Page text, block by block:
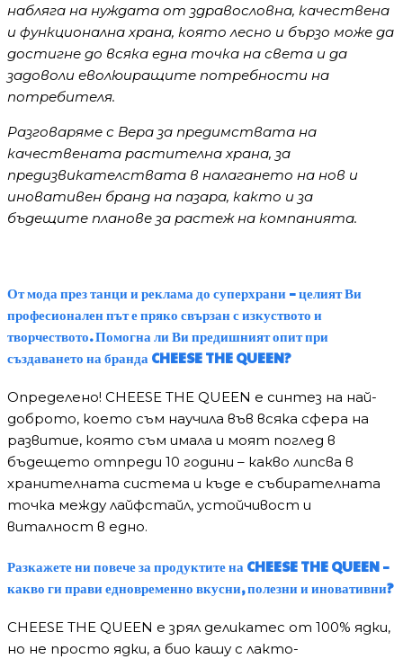
набляга на нуждата от здравословна, качествена
и функционална храна, която лесно и бързо може да
достигне до всяка една точка на света и да
задоволи еволюиращите потребности на
потребителя.
Разговаряме с Вера за предимствата на
качествената растителна храна, за
предизвикателствата в налагането на нов и
иновативен бранд на пазара, както и за
бъдещите планове за растеж на компанията.
От мода през танци и реклама до суперхрани – целият Ви
професионален път е пряко свързан с изкуството и
творчеството. Помогна ли Ви предишният опит при
създаването на брандаCHEESETHEQUEEN?
Определено! CHEESE THE QUEEN е синтез на най-
доброто, което съм научила във всяка сфера на
развитие, която съм имала и моят поглед в
бъдещето отпреди 10 години – какво липсва в
хранителната система и къде е събирателната
точка между лайфстайл, устойчивост и
виталност в едно.
Разкажете ни повече за продуктите наCHEESETHEQUEEN–
какво ги прави едновременно вкусни, полезни и иновативни?
CHEESE THE QUEEN е зрял деликатес от 100% ядки,
но не просто ядки, а био кашу с лакто-